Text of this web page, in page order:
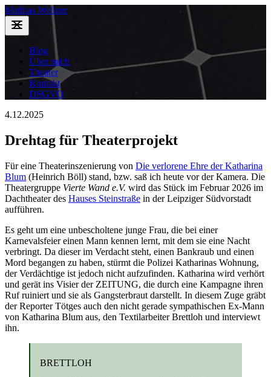
Mathias Wellner
Blog
Über mich
Theater
Kontakt
DSGVO
4.12.2025
Drehtag für Theaterprojekt
Für eine Theaterinszenierung von Die verlorene Ehre der Katharina
Blum (Heinrich Böll) stand, bzw. saß ich heute vor der Kamera. Die
Theatergruppe Vierte Wand e.V. wird das Stück im Februar 2026 im
Dachtheater des Hauses Steinstraße in der Leipziger Südvorstadt
aufführen.
Es geht um eine unbescholtene junge Frau, die bei einer
Karnevalsfeier einen Mann kennen lernt, mit dem sie eine Nacht
verbringt. Da dieser im Verdacht steht, einen Bankraub und einen
Mord begangen zu haben, stürmt die Polizei Katharinas Wohnung,
der Verdächtige ist jedoch nicht aufzufinden. Katharina wird verhört
und gerät ins Visier der ZEITUNG, die durch eine Kampagne ihren
Ruf ruiniert und sie als Gangsterbraut darstellt. In diesem Zuge gräbt
der Reporter Tötges auch den nicht gerade sympathischen Ex-Mann
von Katharina Blum aus, den Textilarbeiter Brettloh und interviewt
ihn.
BRETTLOH